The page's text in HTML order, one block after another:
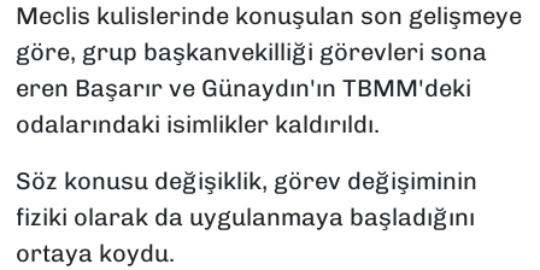
Meclis kulislerinde konuşulan son gelişmeye
göre, grup başkanvekilliği görevleri sona
eren Başarır ve Günaydın'ın TBMM'deki
odalarındaki isimlikler kaldırıldı.
Söz konusu değişiklik, görev değişiminin
fiziki olarak da uygulanmaya başladığını
ortaya koydu.